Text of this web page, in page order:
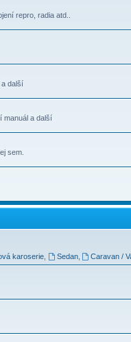
repro, radia atd..
další
manuál a další
sem.
karoserie, Sedan, Caravan /